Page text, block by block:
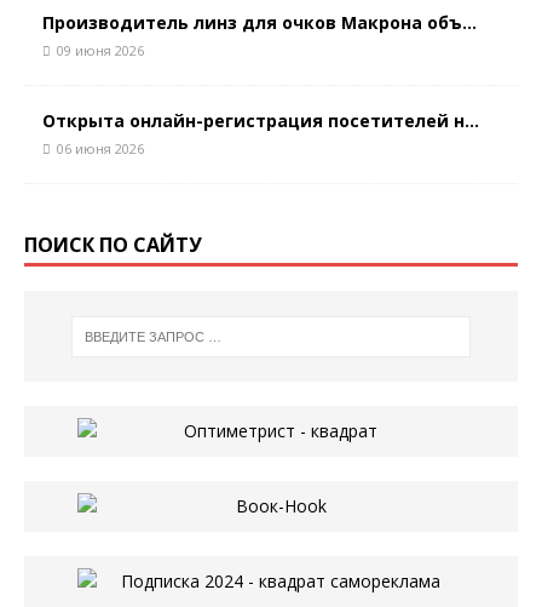
Производитель линз для очков Макрона объ...
09 июня 2026
Открыта онлайн-регистрация посетителей н...
06 июня 2026
ПОИСК ПО САЙТУ